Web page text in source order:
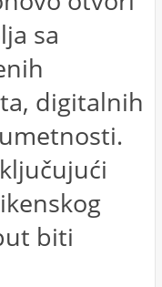
sa
digitalnih
biti